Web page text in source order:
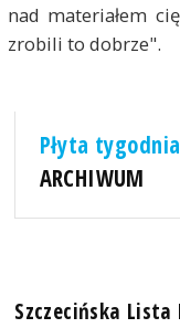
nad materiałem
zrobili to dobrze".
Płyta tygodnia
ARCHIWUM
Szczecińska Lista